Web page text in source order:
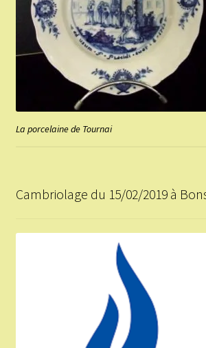
La porcelaine de Tournai
Cambriolage du 15/02/2019 à